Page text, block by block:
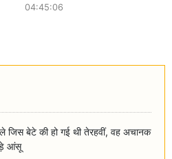
04:45:06